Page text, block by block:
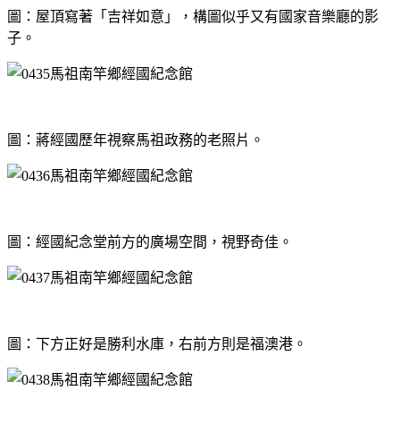
圖：屋頂寫著「吉祥如意」，構圖似乎又有國家音樂廳的影
子。
圖：蔣經國歷年視察馬祖政務的老照片。
圖：經國紀念堂前方的廣場空間，視野奇佳。
圖：下方正好是勝利水庫，右前方則是福澳港。